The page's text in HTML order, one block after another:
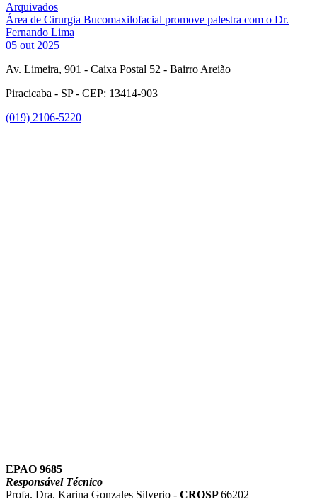
Arquivados
Área de Cirurgia Bucomaxilofacial promove palestra com o Dr.
Fernando Lima
05 out 2025
Av. Limeira, 901 - Caixa Postal 52 - Bairro Areião
Piracicaba - SP - CEP: 13414-903
(019) 2106-5220
EPAO 9685
Responsável Técnico
Profa. Dra. Karina Gonzales Silverio - CROSP66202